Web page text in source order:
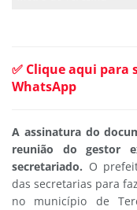
✅ Clique aqui para
WhatsApp
A assinatura do
reunião do gestor
secretariado. O
das secretarias para
no município de